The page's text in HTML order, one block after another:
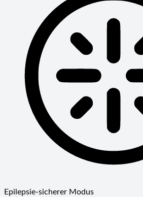
Epilepsie-sicherer Modus